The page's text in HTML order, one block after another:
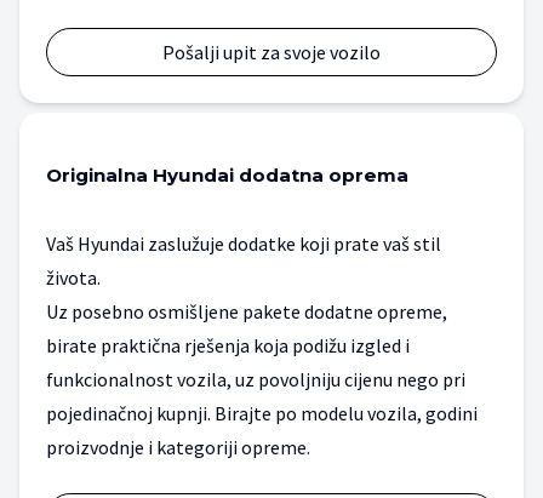
Pošalji upit za svoje vozilo
Originalna Hyundai dodatna oprema
Vaš Hyundai zaslužuje dodatke koji prate vaš stil
života.
Uz posebno osmišljene pakete dodatne opreme,
birate praktična rješenja koja podižu izgled i
funkcionalnost vozila, uz povoljniju cijenu nego pri
pojedinačnoj kupnji. Birajte po modelu vozila, godini
proizvodnje i kategoriji opreme.